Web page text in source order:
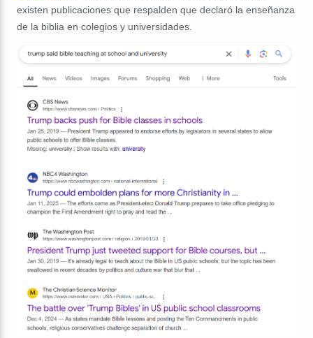
existen publicaciones que respalden que declaró la enseñanza
de la biblia en colegios y universidades.